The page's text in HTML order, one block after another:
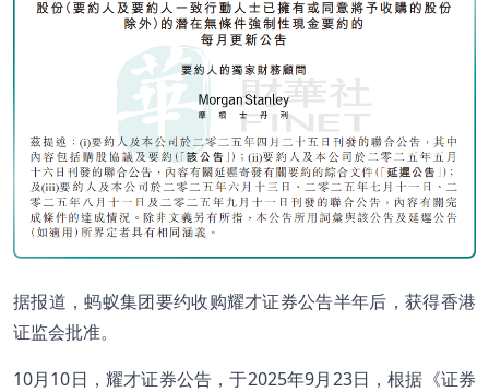
据报道，蚂蚁集团要约收购耀才证券公告半年后，获得香港
证监会批准。
10月10日，耀才证券公告，于2025年9月23日，根据《证券